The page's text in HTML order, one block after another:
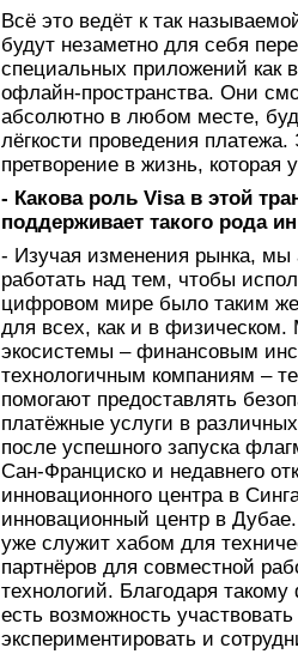
Всё это ведёт к так
будут незаметно для себя
специальных приложений как
офлайн-пространства. Они
абсолютно в любом месте,
лёгкости проведения
претворение в жизнь, которая
- Какова роль Visa в этой
поддерживает такого рода
- Изучая изменения рынка, мы
работать над тем, чтобы
цифровом мире было таким
для всех, как и в
экосистемы – финансовым
технологичным компаниям –
помогают предоставлять
платёжные услуги в
после успешного запуска
Сан-Франциско и недавнего
инновационного центра в
инновационный центр в
уже служит хабом для
партнёров для совместной
технологий. Благодаря
есть возможность
экспериментировать и